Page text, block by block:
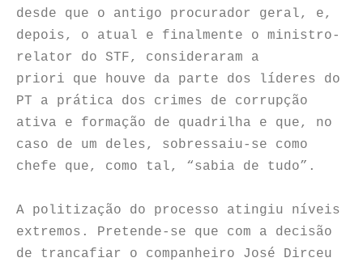
desde que o antigo procurador geral, e,
depois, o atual e finalmente o ministro-
relator do STF, consideraram a
priori que houve da parte dos líderes do
PT a prática dos crimes de corrupção
ativa e formação de quadrilha e que, no
caso de um deles, sobressaiu-se como
chefe que, como tal, “sabia de tudo”.
A politização do processo atingiu níveis
extremos. Pretende-se que com a decisão
de trancafiar o companheiro José Dirceu